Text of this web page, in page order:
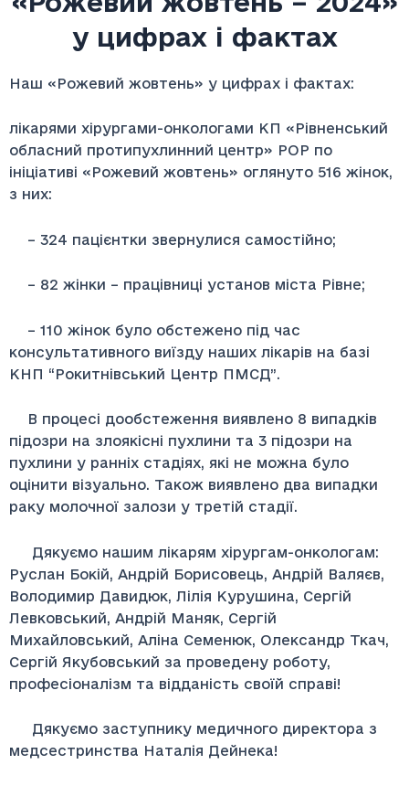
у цифрах і фактах
Наш «Рожевий жовтень» у цифрах і фактах:
лікарями хірургами-онкологами КП «Рівненський
обласний протипухлинний центр» РОР по
ініціативі «Рожевий жовтень» оглянуто 516 жінок,
з них:
– 324 пацієнтки звернулися самостійно;
– 82 жінки – працівниці установ міста Рівне;
– 110 жінок було обстежено під час
консультативного виїзду наших лікарів на базі
КНП “Рокитнівський Центр ПМСД”.
В процесі дообстеження виявлено 8 випадків
підозри на злоякісні пухлини та 3 підозри на
пухлини у ранніх стадіях, які не можна було
оцінити візуально. Також виявлено два випадки
раку молочної залози у третій стадії.
Дякуємо нашим лікарям хірургам-онкологам:
Руслан Бокій, Андрій Борисовець, Андрій Валяєв,
Володимир Давидюк, Лілія Курушина, Сергій
Левковський, Андрій Маняк, Сергій
Михайловський, Аліна Семенюк, Олександр Ткач,
Сергій Якубовський за проведену роботу,
професіоналізм та відданість своїй справі!
Дякуємо заступнику медичного директора з
медсестринства Наталія Дейнека!